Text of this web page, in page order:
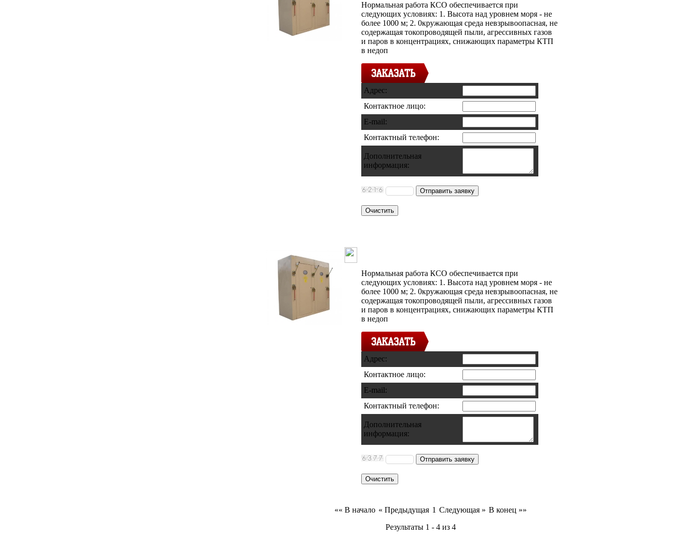
Нормальная работа КСО обеспечивается при
следующих условиях: 1. Высота над уровнем моря - не
более 1000 м; 2. 0кружающая среда невзрывоопасная, не
содержащая токопроводящей пыли, агрессивных газов
и паров в концентрациях, снижающих параметры КТП
в недоп
Адрес:
Контактное лицо:
E-mail:
Контактный телефон:
Дополнительная
информация:
Нормальная работа КСО обеспечивается при
следующих условиях: 1. Высота над уровнем моря - не
более 1000 м; 2. 0кружающая среда невзрывоопасная, не
содержащая токопроводящей пыли, агрессивных газов
и паров в концентрациях, снижающих параметры КТП
в недоп
Адрес:
Контактное лицо:
E-mail:
Контактный телефон:
Дополнительная
информация:
«« В начало « Предыдущая 1 Следующая » В конец »»
Результаты 1 - 4 из 4